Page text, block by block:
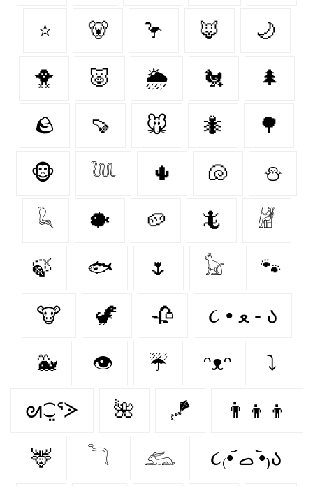
⭐ 🐻‍ 🦩 🦊 🌙
🐥 🐷 🌦️ 🐔 🌲
🪨 🍠 🐭 🐜 🌳
🐵 𓆙 🌵 🐚 ⛄
𓆗 🐡 🥔 🦎 𓁈
🍃 🐟 🌷 𓃠 🐾
🐮 🦖 🥀 ૮ • ﻌ - ა⁩
🐳 👁️ ☔ ᵔᴥᵔ ⤵
ᘛ⁐̤ᕐᐷ 🌺 🪁 👨‍👦‍👦
🦌 𓆓 𓃹 ૮₍•᷄ ࡇ •᷅₎ა